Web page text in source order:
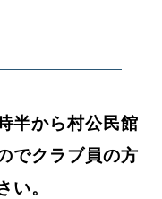
半から村公民館
でクラブ員の方
い。